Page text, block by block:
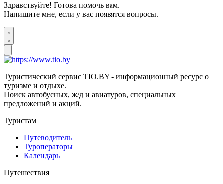
Здравствуйте! Готова помочь вам.
Напишите мне, если у вас появятся вопросы.
Туристический сервис TIO.BY - информационный ресурс о
туризме и отдыхе.
Поиск автобусных, ж/д и авиатуров, специальных
предложений и акций.
Туристам
Путеводитель
Туроператоры
Календарь
Путешествия